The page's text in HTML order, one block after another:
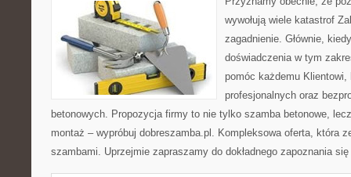
wywołują wiele katastrof
zagadnienie. Głównie,
doświadczenia w tym
pomóc każdemu
profesjonalnych oraz
betonowych. Propozycja firmy to nie tylko szamba betonowe,
montaż – wypróbuj dobreszamba.pl. Kompleksowa oferta, która
szambami. Uprzejmie zapraszamy do dokładnego zapoznania